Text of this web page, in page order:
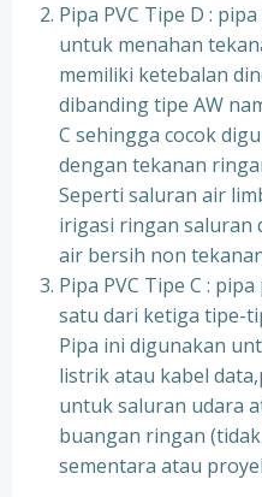
Pipa PVC Tipe D :
untuk menahan
memiliki ketebalan
dibanding tipe AW
C sehingga cocok
dengan tekanan
Seperti saluran air
irigasi ringan saluran
air bersih non
Pipa PVC Tipe C :
satu dari ketiga tipe-
Pipa ini digunakan
listrik atau kabel
untuk saluran udara
buangan ringan
sementara atau